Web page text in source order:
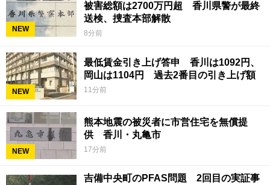
NEW
被害総額は2700万円超 香川県警が最終
送検、捜査本部解散
8分前
NEW
最低賃金引き上げ答申 香川は1092円、
岡山は1104円 過去2番目の引き上げ額
11分前
NEW
熊本地震の被災者に市営住宅を無償提
供 香川・丸亀市
17分前
吉備中央町のPFAS問題 2回目の実証事